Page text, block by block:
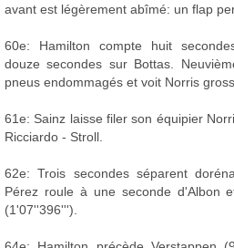
avant est légèrement abîmé: un flap
60e: Hamilton compte huit
douze secondes sur Bottas.
pneus endommagés et voit Norris
61e: Sainz laisse filer son équipier
Ricciardo - Stroll.
62e: Trois secondes séparent
Pérez roule à une seconde d'Albon
(1'07''396''').